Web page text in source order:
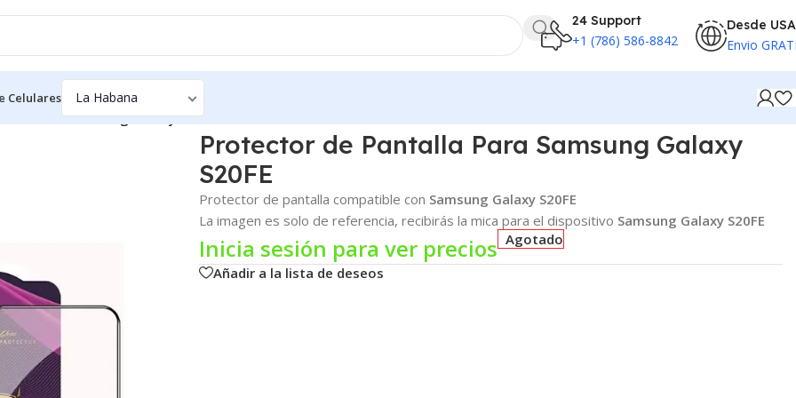
24 Support
+1 (786) 586-8842
Desde USA
Envio
Celulares
Para Samsung Galaxy S20FE
Protector de Pantalla Para Samsung Galaxy
S20FE
Protector de pantalla compatible con Samsung Galaxy S20FE
La imagen es solo de referencia, recibirás la mica para el dispositivo Samsung Galaxy S20FE
Inicia sesión para ver precios Agotado
Añadir a la lista de deseos